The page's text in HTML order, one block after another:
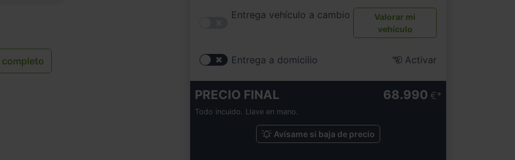
Entrega vehículo a cambio
Valorar mi
vehículo
Entrega a domicilio Activar
PRECIO FINAL 68.990 €
Todo incuido. Llave en mano.
Avísame si baja de precio